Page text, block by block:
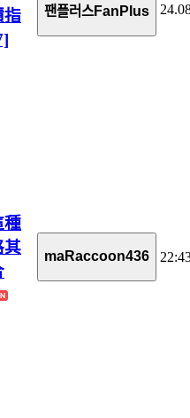
指
팬플러스FanPlus
種
其
maRaccoon436